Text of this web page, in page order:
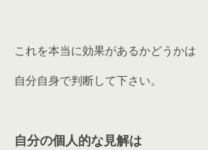
これを本当に効果があるかどうかは
自分自身で判断して下さい。
自分の個人的な見解は